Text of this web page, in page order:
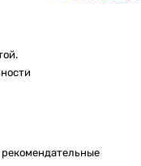
рекомендательные